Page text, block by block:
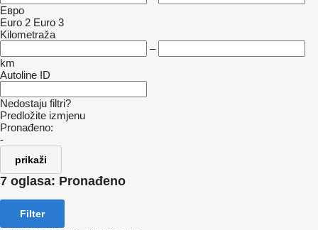
Евро
Euro 2 Euro 3
Kilometraža
–
km
Autoline ID
Nedostaju filtri?
Predložite izmjenu
Pronađeno:
-
prikaži
7 oglasa: Pronađeno
Filter